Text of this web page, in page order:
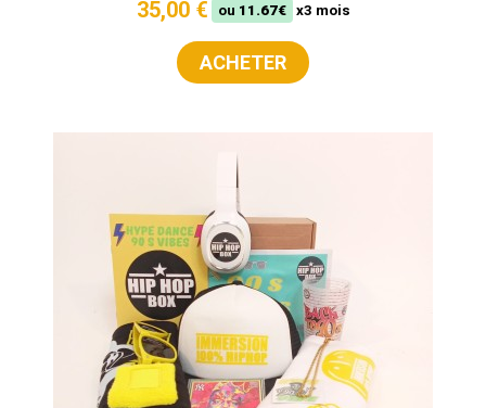
35,00 € ou 11.67€ x3 mois
ACHETER